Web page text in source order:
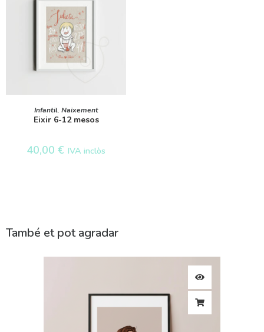
SELECT OPTIONS
Infantil, Naixement
Eixir 6-12 mesos
40,00 € IVA inclòs
També et pot agradar